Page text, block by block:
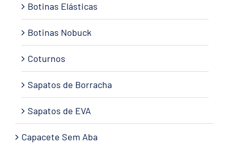
Botinas Elásticas
Botinas Nobuck
Coturnos
Sapatos de Borracha
Sapatos de EVA
Capacete Sem Aba